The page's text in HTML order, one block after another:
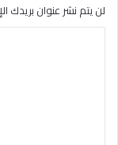
ا
ل
لن يتم نشر عنوان بريدك